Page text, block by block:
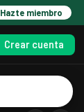
Hazte miembro
Crear cuenta